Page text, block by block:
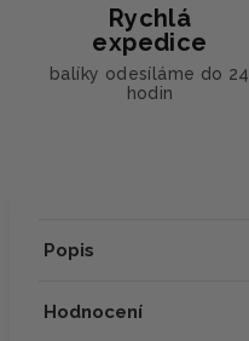
Rychlá
expedice
balíky odesíláme do 24
hodin
Popis
Hodnocení